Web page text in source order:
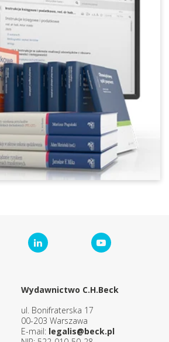
Wydawnictwo C.H.Beck
ul. Bonifraterska 17
00-203 Warszawa
E-mail: legalis@beck.pl